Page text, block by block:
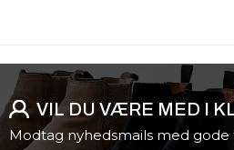
VIL DU VÆRE MED I
Modtag nyhedsmails med